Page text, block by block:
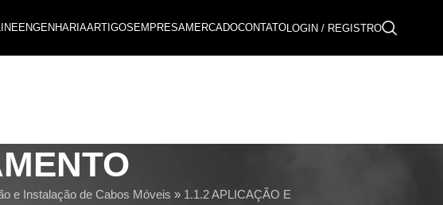
ENGENHARIAARTIGOS EMPRESAMERCADOCONTATOLOGIN / REGISTRO
e Instalação de Cabos Móveis » 1.1.2 APLICAÇÃO E